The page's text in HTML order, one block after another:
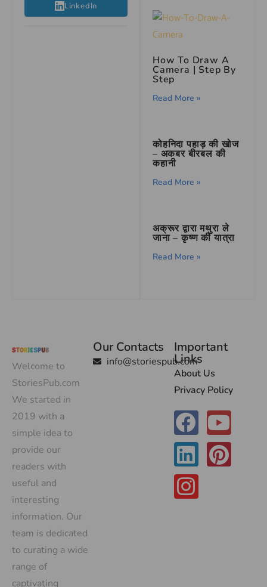
LinkedIn
How To Draw A
Camera | Step By
Step
Read More »
कोहनिदा पहाड़ की खोज
– अकबर बीरबल की
कहानी
Read More »
अक्रूर द्वारा मथुरा ले
जाना – कृष्ण की यात्रा
Read More »
Welcome to
StoriesPub.com
We started in
2019 with a
simple idea to
provide our
readers with
useful and
interesting
information. Our
team is dedicated
to curating a wide
range of
captivating
Our Contacts
info@storiespub.com
Important
Links
About Us
Privacy Policy